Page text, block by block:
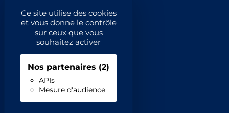
Ce site utilise des cookies
et vous donne le contrôle
sur ceux que vous
souhaitez activer
Nos partenaires (2)
APIs
Mesure d'audience
Catégories principales
Catégories
Professionnels
Inscrivez-vous